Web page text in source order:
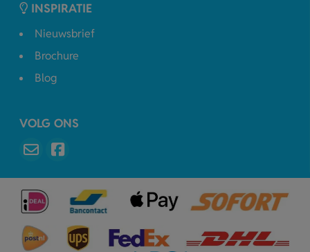
INSPIRATIE
Nieuwsbrief
Brochure
Blog
VOLG ONS